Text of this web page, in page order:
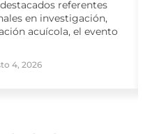
Sostenible reúne
da continuidad a un
activa...
4, 2026